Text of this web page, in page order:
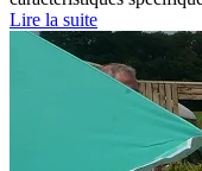
Lire la suite